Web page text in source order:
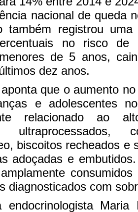
nacional de queda
também registrou
no risco de
de 5 anos,
dez anos.
que o aumento
e adolescentes
relacionado ao
ultraprocessados,
biscoitos recheados e
adoçadas e
diagnosticados com
endocrinologista Maria